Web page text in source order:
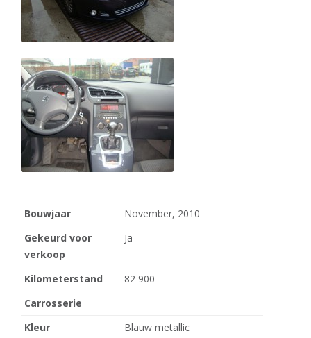
Bouwjaar
November, 2010
Gekeurd voor
verkoop
Ja
Kilometerstand
82 900
Carrosserie
Kleur
Blauw metallic